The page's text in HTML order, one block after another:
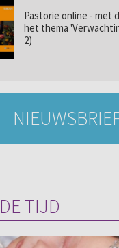
Pastorie online - met
het thema
2)
TIJD